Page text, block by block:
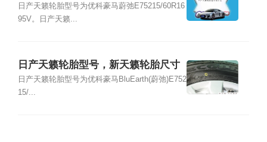
日产天籁轮胎型号为优科豪马蔚弛E75215/60R16
95V。日产天籁...
日产天籁轮胎型号，新天籁轮胎尺寸
规格
日产天籁轮胎型号为优科豪马BluEarth(蔚弛)E752
15/...